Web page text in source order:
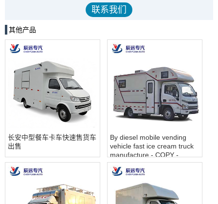
其他产品
长安中型餐车卡车快速售货车
出售
By diesel mobile vending
vehicle fast ice cream truck
manufacture - COPY -
7q2inn